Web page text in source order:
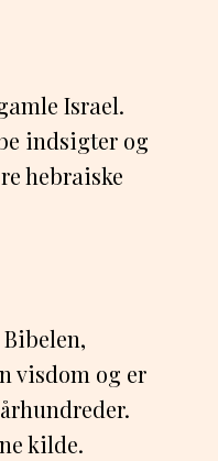
Israel.
indsigter og
hebraiske
visdom og er
kilde.